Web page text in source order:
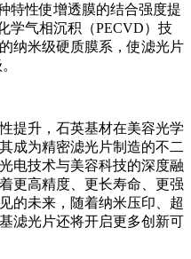
特性使增透膜的结合强度提
学气相沉积（PECVD）技
纳米级硬质膜系，使滤光片
提升，石英基材在美容光学
成为精密滤光片制造的不二
电技术与美容科技的深度融
更高精度、更长寿命、更强
的未来，随着纳米压印、超
滤光片还将开启更多创新可